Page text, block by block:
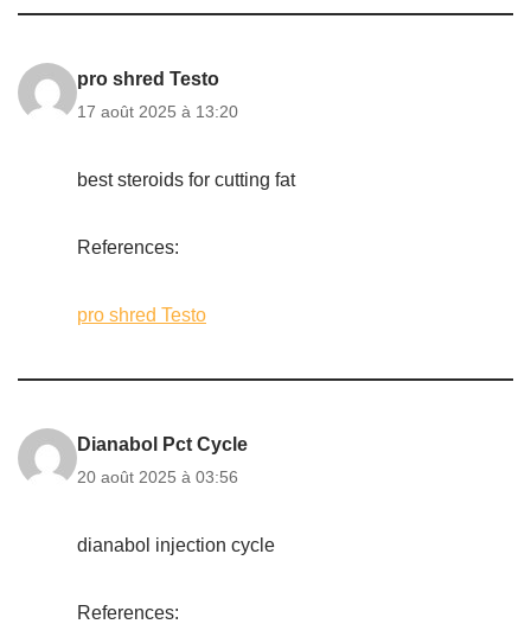
pro shred Testo
17 août 2025 à 13:20
best steroids for cutting fat
References:
pro shred Testo
Dianabol Pct Cycle
20 août 2025 à 03:56
dianabol injection cycle
References: